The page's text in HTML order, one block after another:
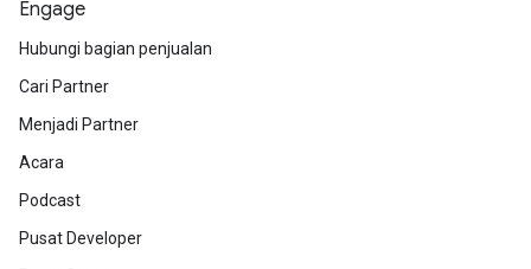
Engage
Hubungi bagian penjualan
Cari Partner
Menjadi Partner
Acara
Podcast
Pusat Developer